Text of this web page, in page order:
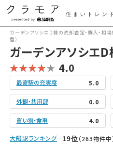
住まいトレン
ガーデンアソシエD棟の売却査定・購入・相
番）
ガーデンアソシエD
4.0
最寄駅の充実度 5.0
外観・共用部 0.0
買い物・食事 4.0
大船駅ランキング 19位（263物件中